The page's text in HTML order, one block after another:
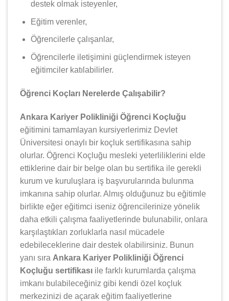
destek olmak isteyenler,
Eğitim verenler,
Öğrencilerle çalışanlar,
Öğrencilerle iletişimini güçlendirmek isteyen
eğitimciler katılabilirler.
Öğrenci Koçları Nerelerde Çalışabilir?
Ankara Kariyer Polikliniği Öğrenci Koçluğu
eğitimini tamamlayan kursiyerlerimiz Devlet
Üniversitesi onaylı bir koçluk sertifikasına sahip
olurlar. Öğrenci Koçluğu mesleki yeterliliklerini elde
ettiklerine dair bir belge olan bu sertifika ile gerekli
kurum ve kuruluşlara iş başvurularında bulunma
imkanına sahip olurlar. Almış olduğunuz bu eğitimle
birlikte eğer eğitimci iseniz öğrencilerinize yönelik
daha etkili çalışma faaliyetlerinde bulunabilir, onlara
karşılaştıkları zorluklarla nasıl mücadele
edebileceklerine dair destek olabilirsiniz. Bunun
yanı sıra Ankara Kariyer Polikliniği Öğrenci
Koçluğu sertifikası ile farklı kurumlarda çalışma
imkanı bulabileceğiniz gibi kendi özel koçluk
merkezinizi de açarak eğitim faaliyetlerine